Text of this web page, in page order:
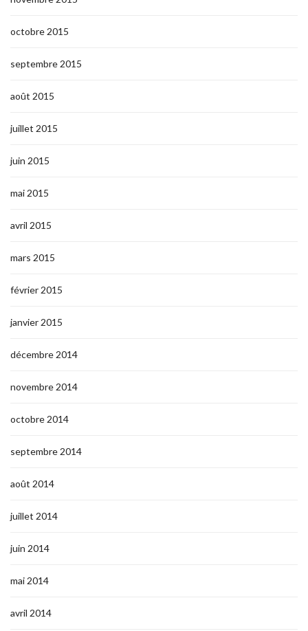
octobre 2015
septembre 2015
août 2015
juillet 2015
juin 2015
mai 2015
avril 2015
mars 2015
février 2015
janvier 2015
décembre 2014
novembre 2014
octobre 2014
septembre 2014
août 2014
juillet 2014
juin 2014
mai 2014
avril 2014